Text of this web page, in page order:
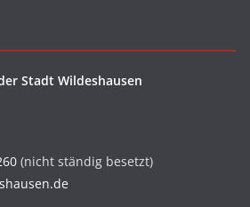
Stadt Wildeshausen
(nicht ständig besetzt)